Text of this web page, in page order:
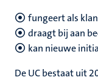
fungeert als
draagt bij aan
kan nieuwe
De UC bestaat uit